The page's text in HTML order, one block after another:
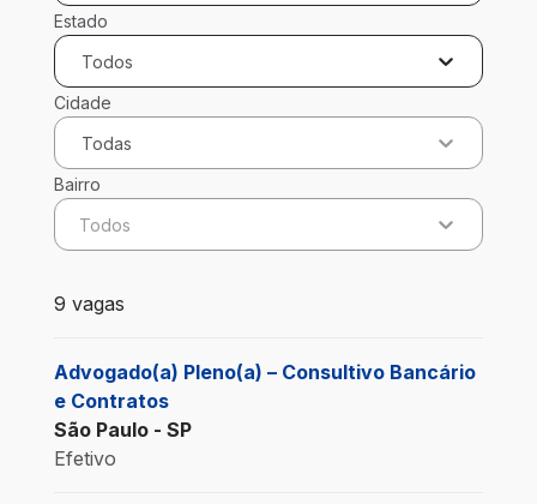
Estado
Todos
Cidade
Todas
Bairro
Todos
9 vagas encontradas para 0 filtros aplicados
9 vagas
Advogado(a) Pleno(a) – Consultivo Bancário
e Contratos
São Paulo - SP
Efetivo